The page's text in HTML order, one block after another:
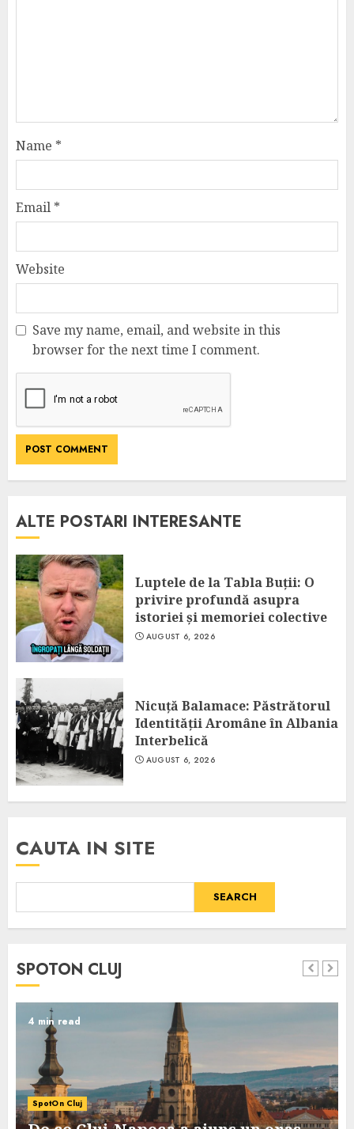
Name *
Email *
Website
Save my name, email, and website in this
browser for the next time I comment.
ALTE POSTARI INTERESANTE
Luptele de la Tabla Buții: O
privire profundă asupra
istoriei și memoriei colective
AUGUST 6, 2026
Nicuță Balamace: Păstrătorul
Identității Aromâne în Albania
Interbelică
AUGUST 6, 2026
CAUTA IN SITE
SEARCH
SPOTON CLUJ
4 min read
SpotOn Cluj